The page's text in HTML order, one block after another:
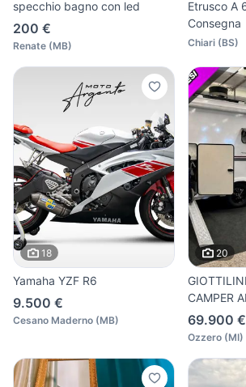
specchio bagno con led
200 €
Renate (MB)
Etrusco A
Consegna
Chiari (BS)
18
Yamaha YZF R6
9.500 €
Cesano Maderno (MB)
20
CAMPER
69.900 €
Ozzero (MI)